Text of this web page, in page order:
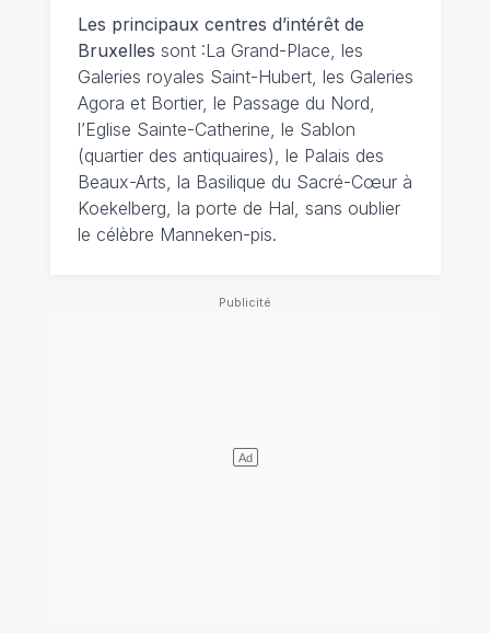
Les principaux centres d’intérêt de
Bruxelles sont :La Grand-Place, les
Galeries royales Saint-Hubert, les Galeries
Agora et Bortier, le Passage du Nord,
l’Eglise Sainte-Catherine, le Sablon
(quartier des antiquaires), le Palais des
Beaux-Arts, la Basilique du Sacré-Cœur à
Koekelberg, la porte de Hal, sans oublier
le célèbre Manneken-pis.